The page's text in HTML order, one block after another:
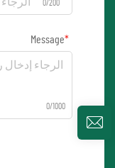
0/200
Message
0/1000